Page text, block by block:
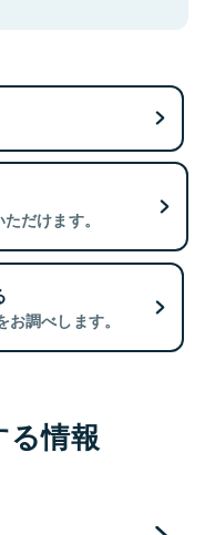
だけます。
調べします。
る情報